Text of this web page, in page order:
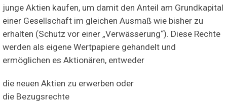
junge Aktien kaufen, um damit den Anteil am Grundkapital
einer Gesellschaft im gleichen Ausmaß wie bisher zu
erhalten (Schutz vor einer „Verwässerung“). Diese Rechte
werden als eigene Wertpapiere gehandelt und
ermöglichen es Aktionären, entweder
die neuen Aktien zu erwerben oder
die Bezugsrechte